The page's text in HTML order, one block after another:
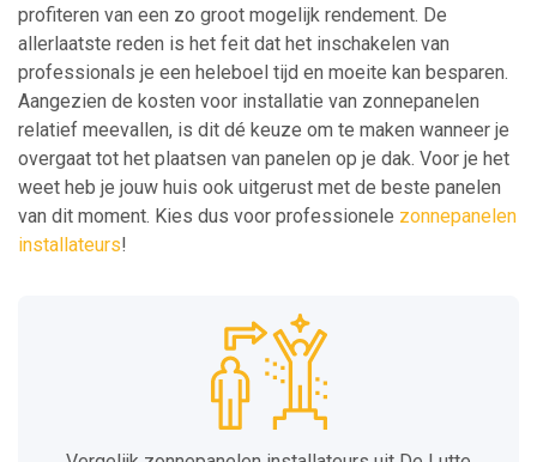
profiteren van een zo groot mogelijk rendement. De
allerlaatste reden is het feit dat het inschakelen van
professionals je een heleboel tijd en moeite kan besparen.
Aangezien de kosten voor installatie van zonnepanelen
relatief meevallen, is dit dé keuze om te maken wanneer je
overgaat tot het plaatsen van panelen op je dak. Voor je het
weet heb je jouw huis ook uitgerust met de beste panelen
van dit moment. Kies dus voor professionele zonnepanelen
installateurs!